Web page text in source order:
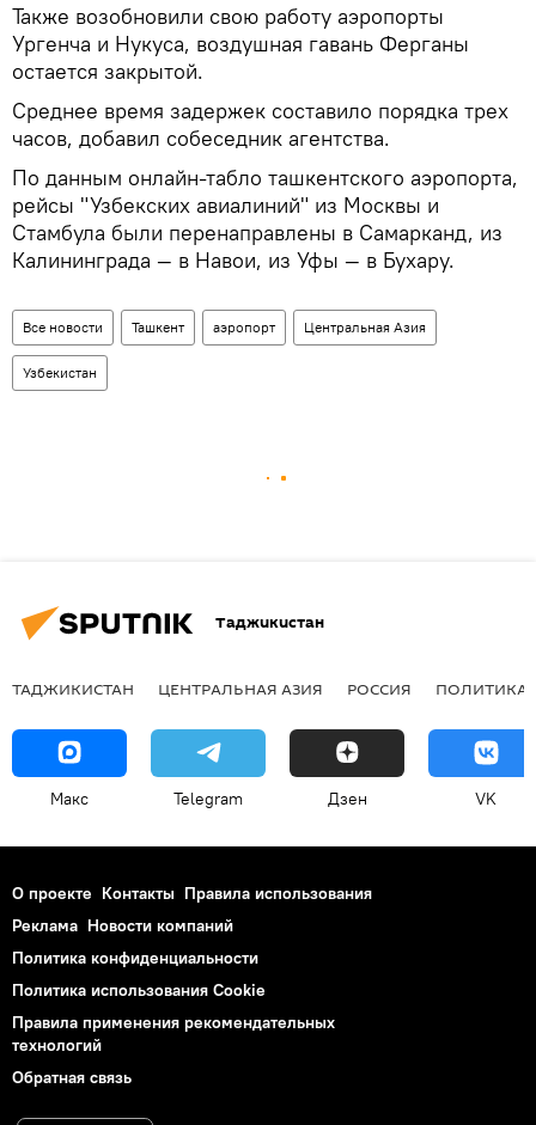
Также возобновили свою работу аэропорты
Ургенча и Нукуса, воздушная гавань Ферганы
остается закрытой.
Среднее время задержек составило порядка трех
часов, добавил собеседник агентства.
По данным онлайн-табло ташкентского аэропорта,
рейсы "Узбекских авиалиний" из Москвы и
Стамбула были перенаправлены в Самарканд, из
Калининграда — в Навои, из Уфы — в Бухару.
Все новости Ташкент аэропорт Центральная Азия
Узбекистан
Таджикистан
ТАДЖИКИСТАН ЦЕНТРАЛЬНАЯ АЗИЯ РОССИЯ ПОЛИТИКА
Макс Telegram Дзен VK
О проекте Контакты Правила использования
Реклама Новости компаний
Политика конфиденциальности
Политика использования Cookie
Правила применения рекомендательных
технологий
Обратная связь